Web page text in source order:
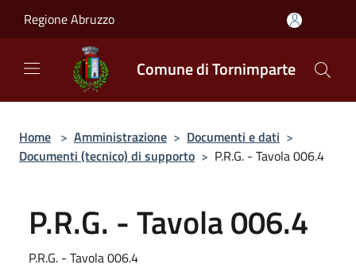
Regione Abruzzo
Comune di Tornimparte
Home > Amministrazione > Documenti e dati >
Documenti (tecnico) di supporto > P.R.G. - Tavola 006.4
P.R.G. - Tavola 006.4
P.R.G. - Tavola 006.4